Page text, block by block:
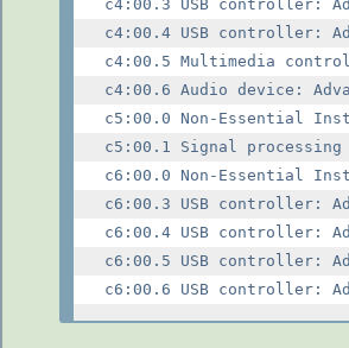
c4:00.3 USB controller:
c4:00.4 USB controller:
c4:00.5 Multimedia
c4:00.6 Audio device:
c5:00.0 Non-Essential
c5:00.1 Signal
c6:00.0 Non-Essential
c6:00.3 USB controller:
c6:00.4 USB controller:
c6:00.5 USB controller: